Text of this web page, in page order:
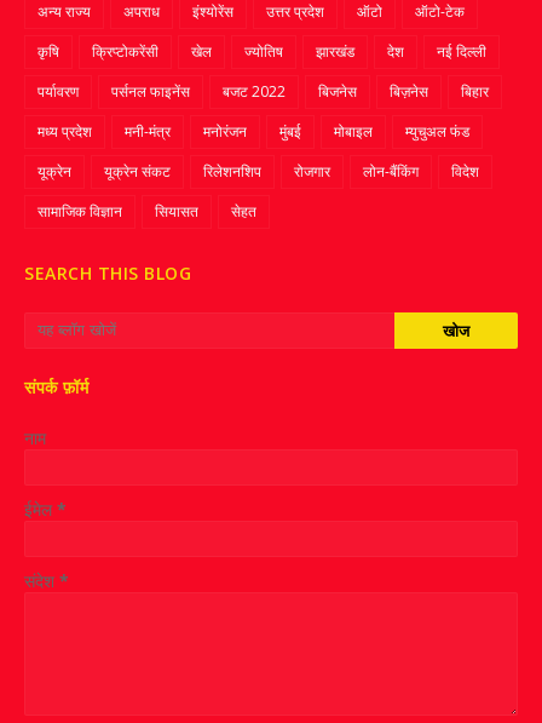
अन्य राज्य अपराध इंश्योरेंस उत्तर प्रदेश ऑटो
ऑटो-टेक
कृषि
क्रिप्‍टोकरेंसी खेल ज्‍योतिष झारखंड देश
नई दिल्ली
पर्यावरण
पर्सनल फाइनेंस बजट 2022 बिजनेस बिज़नेस
बिहार
मध्य प्रदेश
मनी-मंत्र मनोरंजन मुंबई मोबाइल
म्‍युचुअल फंड
यूक्रेन
यूक्रेन संकट रिलेशनशिप रोजगार लोन-बैंकिंग
विदेश
सामाजिक विज्ञान
सियासत सेहत
SEARCH THIS BLOG
संपर्क फ़ॉर्म
नाम
ईमेल*
संदेश *